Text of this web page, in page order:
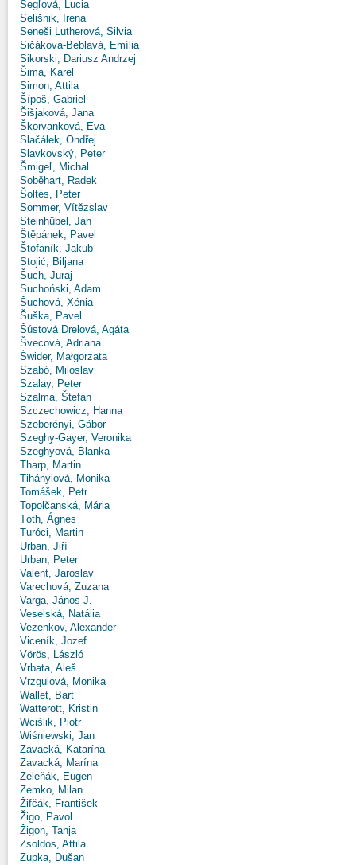
Segľová, Lucia
Selišnik, Irena
Seneši Lutherová, Silvia
Sičáková-Beblavá, Emília
Sikorski, Dariusz Andrzej
Šima, Karel
Simon, Attila
Šípoš, Gabriel
Šišjaková, Jana
Škorvanková, Eva
Slačálek, Ondřej
Slavkovský, Peter
Šmigeľ, Michal
Soběhart, Radek
Šoltés, Peter
Sommer, Vítězslav
Steinhübel, Ján
Štěpánek, Pavel
Štofaník, Jakub
Stojić, Biljana
Šuch, Juraj
Suchoński, Adam
Šuchová, Xénia
Šuška, Pavel
Šústová Drelová, Agáta
Švecová, Adriana
Świder, Małgorzata
Szabó, Miloslav
Szalay, Peter
Szalma, Štefan
Szczechowicz, Hanna
Szeberényi, Gábor
Szeghy-Gayer, Veronika
Szeghyová, Blanka
Tharp, Martin
Tihányiová, Monika
Tomášek, Petr
Topolčanská, Mária
Tóth, Ágnes
Turóci, Martin
Urban, Jiří
Urban, Peter
Valent, Jaroslav
Varechová, Zuzana
Varga, János J.
Veselská, Natália
Vezenkov, Alexander
Viceník, Jozef
Vörös, László
Vrbata, Aleš
Vrzgulová, Monika
Wallet, Bart
Watterott, Kristin
Wciślik, Piotr
Wiśniewski, Jan
Zavacká, Katarína
Zavacká, Marína
Zeleňák, Eugen
Zemko, Milan
Žifčák, František
Žigo, Pavol
Žigon, Tanja
Zsoldos, Attila
Zupka, Dušan